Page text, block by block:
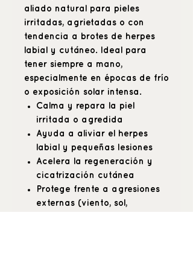
aliado natural para pieles
irritadas, agrietadas o con
tendencia a brotes de herpes
labial y cutáneo. Ideal para
tener siempre a mano,
especialmente en épocas de frío
o exposición solar intensa.
Calma y repara la piel
irritada o agredida
Ayuda a aliviar el herpes
labial y pequeñas lesiones
Acelera la regeneración y
cicatrización cutánea
Protege frente a agresiones
externas (viento, sol,